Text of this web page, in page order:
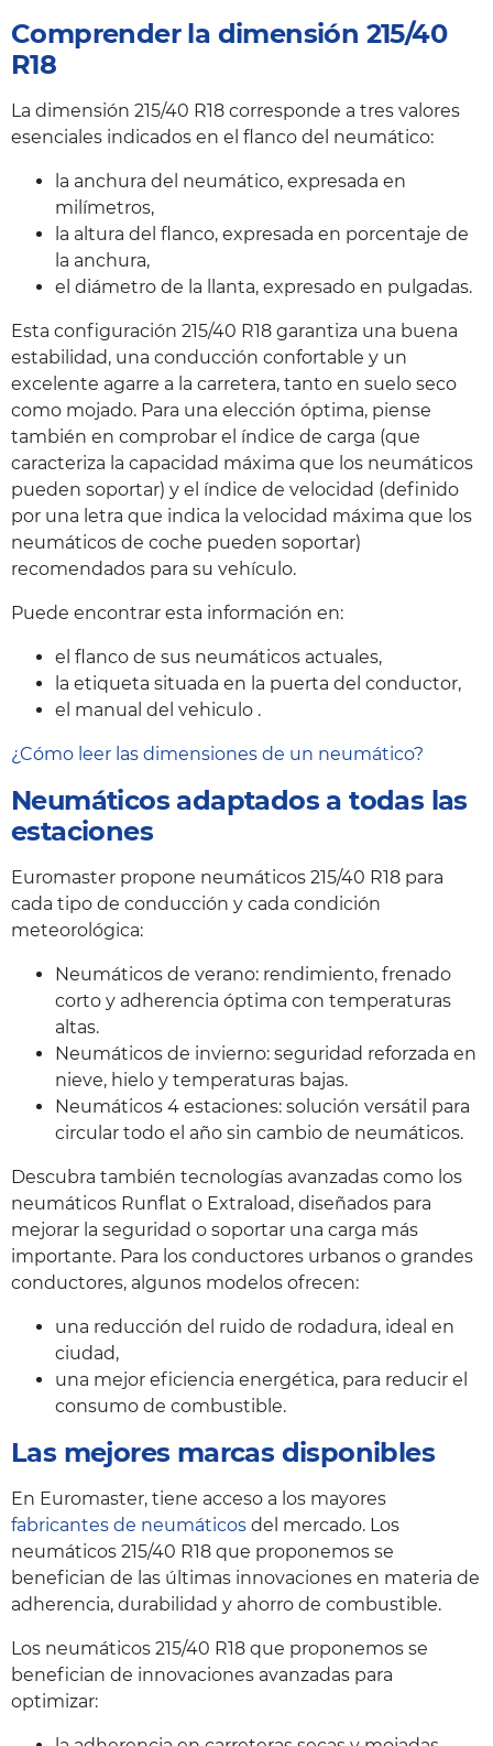
Comprender la dimensión 215/40
R18
La dimensión 215/40 R18 corresponde a tres valores
esenciales indicados en el flanco del neumático:
la anchura del neumático, expresada en
milímetros,
la altura del flanco, expresada en porcentaje de
la anchura,
el diámetro de la llanta, expresado en pulgadas.
Esta configuración 215/40 R18 garantiza una buena
estabilidad, una conducción confortable y un
excelente agarre a la carretera, tanto en suelo seco
como mojado. Para una elección óptima, piense
también en comprobar el índice de carga (que
caracteriza la capacidad máxima que los neumáticos
pueden soportar) y el índice de velocidad (definido
por una letra que indica la velocidad máxima que los
neumáticos de coche pueden soportar)
recomendados para su vehículo.
Puede encontrar esta información en:
el flanco de sus neumáticos actuales,
la etiqueta situada en la puerta del conductor,
el manual del vehiculo .
¿Cómo leer las dimensiones de un neumático?
Neumáticos adaptados a todas las
estaciones
Euromaster propone neumáticos 215/40 R18 para
cada tipo de conducción y cada condición
meteorológica:
Neumáticos de verano: rendimiento, frenado
corto y adherencia óptima con temperaturas
altas.
Neumáticos de invierno: seguridad reforzada en
nieve, hielo y temperaturas bajas.
Neumáticos 4 estaciones: solución versátil para
circular todo el año sin cambio de neumáticos.
Descubra también tecnologías avanzadas como los
neumáticos Runflat o Extraload, diseñados para
mejorar la seguridad o soportar una carga más
importante. Para los conductores urbanos o grandes
conductores, algunos modelos ofrecen:
una reducción del ruido de rodadura, ideal en
ciudad,
una mejor eficiencia energética, para reducir el
consumo de combustible.
Las mejores marcas disponibles
En Euromaster, tiene acceso a los mayores
fabricantes de neumáticos del mercado. Los
neumáticos 215/40 R18 que proponemos se
benefician de las últimas innovaciones en materia de
adherencia, durabilidad y ahorro de combustible.
Los neumáticos 215/40 R18 que proponemos se
benefician de innovaciones avanzadas para
optimizar: